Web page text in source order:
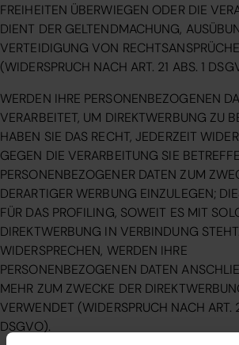
FREIHEITEN ÜBERWIEGEN ODER DIE
DIENT DER GELTENDMACHUNG,
VERTEIDIGUNG VON
(WIDERSPRUCH NACH ART. 21 ABS. 1
WERDEN IHRE PERSONENBEZOGENEN
VERARBEITET, UM DIREKTWERBUNG ZU
HABEN SIE DAS RECHT, JEDERZEIT
GEGEN DIE VERARBEITUNG SIE
PERSONENBEZOGENER DATEN ZUM
DERARTIGER WERBUNG EINZULEGEN;
FÜR DAS PROFILING, SOWEIT ES MIT
DIREKTWERBUNG IN VERBINDUNG
WIDERSPRECHEN, WERDEN IHRE
PERSONENBEZOGENEN DATEN
MEHR ZUM ZWECKE DER
VERWENDET (WIDERSPRUCH NACH ART.
DSGVO).